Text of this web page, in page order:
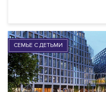
СЕМЬЕ С ДЕТЬМИ